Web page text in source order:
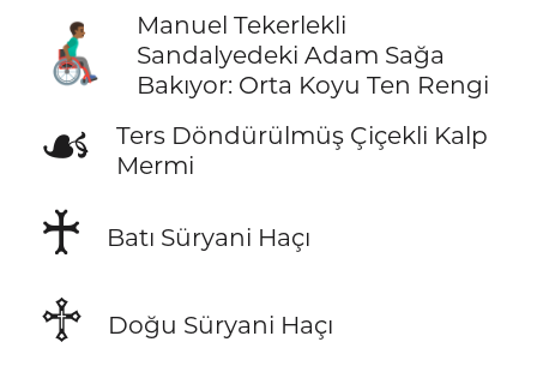
👨🏾‍🦽‍➡️
Manuel Tekerlekli
Sandalyedeki Adam Sağa
Bakıyor: Orta Koyu Ten Rengi
☙
Ters Döndürülmüş Çiçekli Kalp
Mermi
♰ Batı Süryani Haçı
♱ Doğu Süryani Haçı